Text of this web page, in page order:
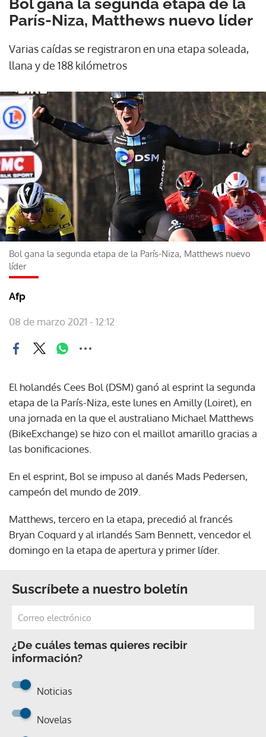
Bol gana la segunda etapa de la
París-Niza, Matthews nuevo líder
Varias caídas se registraron en una etapa soleada,
llana y de 188 kilómetros
Bol gana la segunda etapa de la París-Niza, Matthews nuevo
líder
Afp
08 de marzo 2021 - 12:12
El holandés Cees Bol (DSM) ganó al esprint la segunda
etapa de la París-Niza, este lunes en Amilly (Loiret), en
una jornada en la que el australiano Michael Matthews
(BikeExchange) se hizo con el maillot amarillo gracias a
las bonificaciones.
En el esprint, Bol se impuso al danés Mads Pedersen,
campeón del mundo de 2019.
Matthews, tercero en la etapa, precedió al francés
Bryan Coquard y al irlandés Sam Bennett, vencedor el
domingo en la etapa de apertura y primer líder.
Suscríbete a nuestro boletín
¿De cuáles temas quieres recibir
información?
Noticias
Novelas